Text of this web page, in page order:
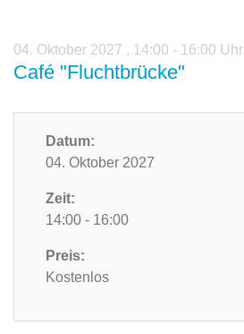
04. Oktober 2027 , 14:00 - 16:00 Uhr
Café "Fluchtbrücke"
Datum:
04. Oktober 2027
Zeit:
14:00 - 16:00
Preis:
Kostenlos